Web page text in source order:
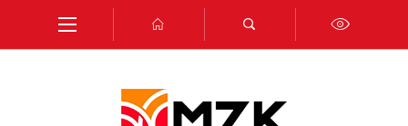
Przejdź do menu.
Przejdź do wyszukiwarki.
Przejdź do treści.
Przejdź do ustawień wielkości czcionki.
Włącz wersję kontrastową strony.